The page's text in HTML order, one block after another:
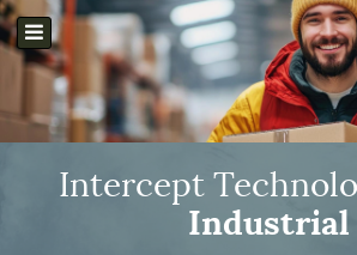
Intercept
Industrial